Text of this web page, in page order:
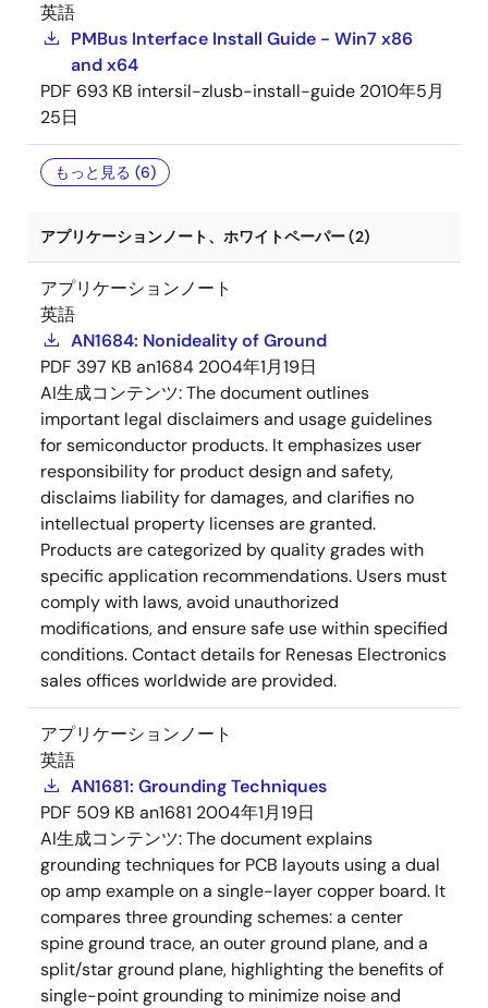
英語
PMBus Interface Install Guide - Win7 x86
and x64
PDF 693 KB intersil-zlusb-install-guide 2010年5月
25日
もっと見る (6)
アプリケーションノート、ホワイトペーパー (2)
アプリケーションノート
英語
AN1684: Nonideality of Ground
PDF 397 KB an1684 2004年1月19日
AI生成コンテンツ:The document outlines
important legal disclaimers and usage guidelines
for semiconductor products. It emphasizes user
responsibility for product design and safety,
disclaims liability for damages, and clarifies no
intellectual property licenses are granted.
Products are categorized by quality grades with
specific application recommendations. Users must
comply with laws, avoid unauthorized
modifications, and ensure safe use within specified
conditions. Contact details for Renesas Electronics
sales offices worldwide are provided.
アプリケーションノート
英語
AN1681: Grounding Techniques
PDF 509 KB an1681 2004年1月19日
AI生成コンテンツ:The document explains
grounding techniques for PCB layouts using a dual
op amp example on a single-layer copper board. It
compares three grounding schemes: a center
spine ground trace, an outer ground plane, and a
split/star ground plane, highlighting the benefits of
single-point grounding to minimize noise and